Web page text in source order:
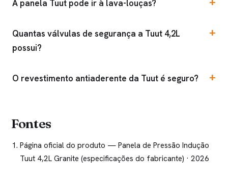
A panela Tuut pode ir à lava-louças?
Quantas válvulas de segurança a Tuut 4,2L
possui?
O revestimento antiaderente da Tuut é seguro?
Fontes
Página oficial do produto — Panela de Pressão Indução
Tuut 4,2L Granite (especificações do fabricante) · 2026